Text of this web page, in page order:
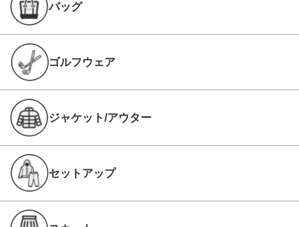
バッグ
ゴルフウェア
ジャケット/アウター
セットアップ